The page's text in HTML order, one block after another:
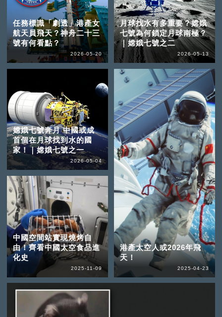
任務標識「劇透」港產女
航天員飛天？神舟二十三
號有何看點？
2026-05-20
月球找水有多重要？嫦娥
七號為何鎖定月球南極？
｜嫦娥七號之二
2026-05-13
嫦娥七號奔月 中國或成
首個在月球找到水的國
家！｜嫦娥七號之一
2026-05-04
中國空間站實現燒烤自
由！齊看中國太空食品進
化史
2025-11-09
港產太空人或2026年飛
天！
2025-04-23